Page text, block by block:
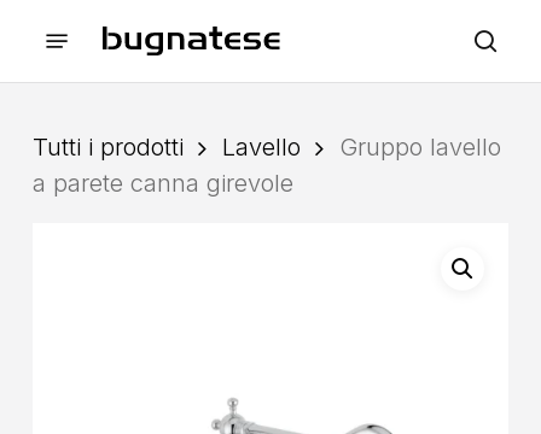
Menu
Tutti i prodotti Lavello
Gruppo lavello
a parete canna girevole